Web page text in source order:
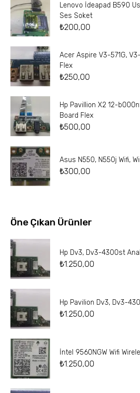
Lenovo İdeapad B590
Ses Soket
₺200,00
Acer Aspire V3-571G,
Flex
₺250,00
Hp Pavillion X2 12-
Board Flex
₺500,00
Asus N550, N550j Wifi,
₺300,00
Öne Çıkan Ürünler
Hp Dv3, Dv3-4300st
₺1.250,00
Hp Pavilion Dv3, Dv3-
₺1.250,00
İntel 9560NGW Wifi
₺1.250,00